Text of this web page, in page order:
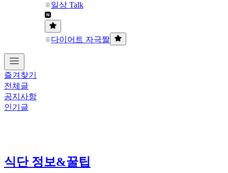
일상 Talk
다이어트 자극짤
즐겨찾기
전체글
공지사항
인기글
식단 정보&꿀팁